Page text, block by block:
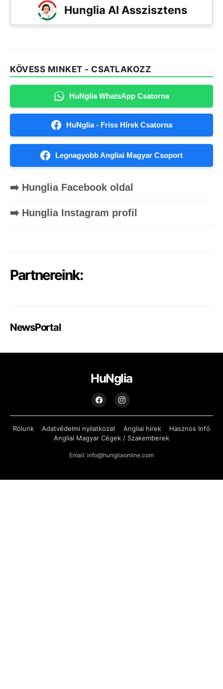
Hunglia AI Asszisztens
KÖVESS MINKET - CSATLAKOZZ
HuNglia WhatsApp Csatorna
HuNglia - Friss Hírek Csatorna
Legnagyobb Angliai Magyar Csoport
➡️ Hunglia Facebook oldal
➡️ Hunglia Instagram profil
Partnereink:
NewsPortal
HuNglia
Rólunk Adatvédelmi nyilatkozat Angliai hírek
Hasznos Infó
Angliai Magyar Cégek / Szakemberek
Email: info@hungliaonline.com